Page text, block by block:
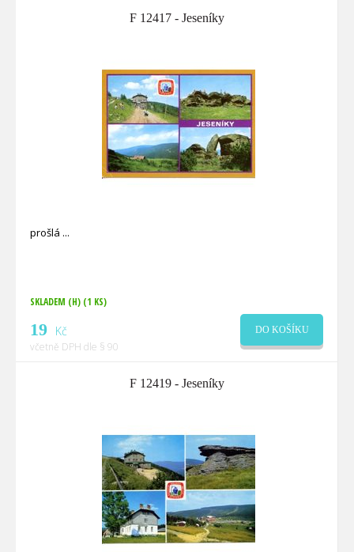
F 12417 - Jeseníky
prošlá
SKLADEM (H) (1 KS)
19 Kč
včetně DPH dle § 90
DO KOŠÍKU
F 12419 - Jeseníky